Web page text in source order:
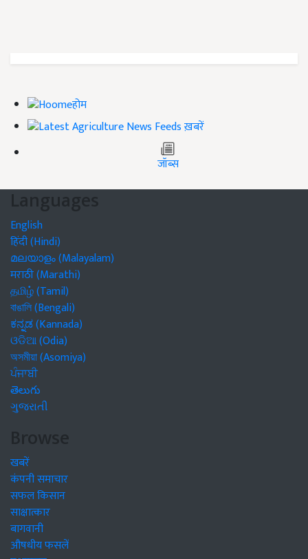
होम
ख़बरें
जॉब्स
Languages
English
हिंदी (Hindi)
മലയാളം (Malayalam)
मराठी (Marathi)
தமிழ் (Tamil)
বাঙালি (Bengali)
ಕನ್ನಡ (Kannada)
ଓଡିଆ (Odia)
অসমীয়া (Asomiya)
ਪੰਜਾਬੀ
తెలుగు
ગુજરાતી
Browse
खबरें
कंपनी समाचार
सफल किसान
साक्षात्कार
बागवानी
औषधीय फसलें